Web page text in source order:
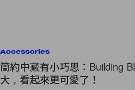
Accessories
簡約中藏有小巧思：Building
大，看起來更可愛了！